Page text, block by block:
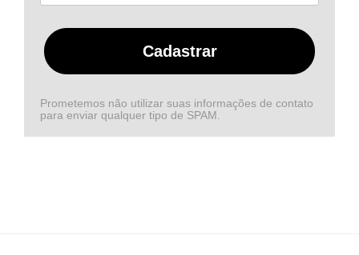
Cadastrar
Prometemos não utilizar suas informações de contato
para enviar qualquer tipo de SPAM.